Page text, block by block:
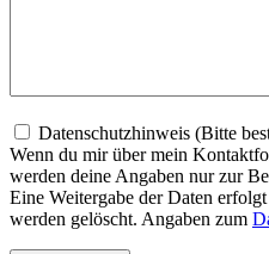
Datenschutzhinweis (Bitte
Wenn du mir über mein
werden deine Angaben nur zur
Eine Weitergabe der Daten
werden gelöscht. Angaben zum